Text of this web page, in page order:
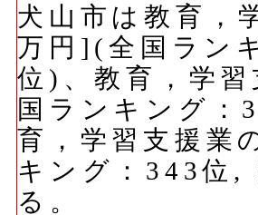
犬山市は教育，
万円](全国ラン
位)、教育，学
国ランキング
育，学習支援業
キング：343位,
る。